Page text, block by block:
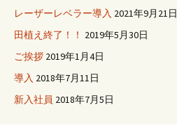
ナ
ビ
ゲ
レーザーレベラー導入 2021年9月21日
田植え終了！！ 2019年5月30日
ご挨拶 2019年1月4日
導入 2018年7月11日
新入社員 2018年7月5日